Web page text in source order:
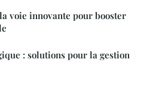
voie innovante pour booster
: solutions pour la gestion